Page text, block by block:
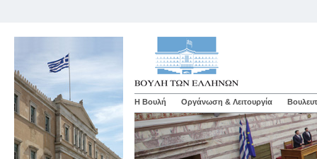
Η Βουλή Οργάνωση & Λειτουργία